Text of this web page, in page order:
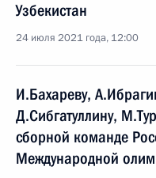
Узбекистан
24 июля 2021 года, 12:00
И.Бахареву,
Д.Сибгатуллину,
сборной команде
Международной